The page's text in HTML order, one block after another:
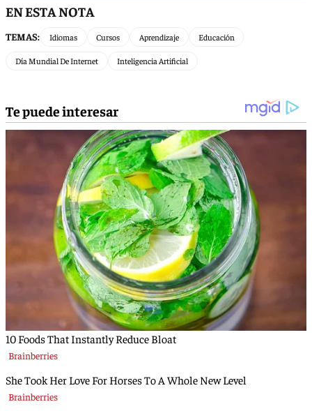
EN ESTA NOTA
TEMAS: Idiomas Cursos Aprendizaje Educación
Día Mundial De Internet Inteligencia Artificial